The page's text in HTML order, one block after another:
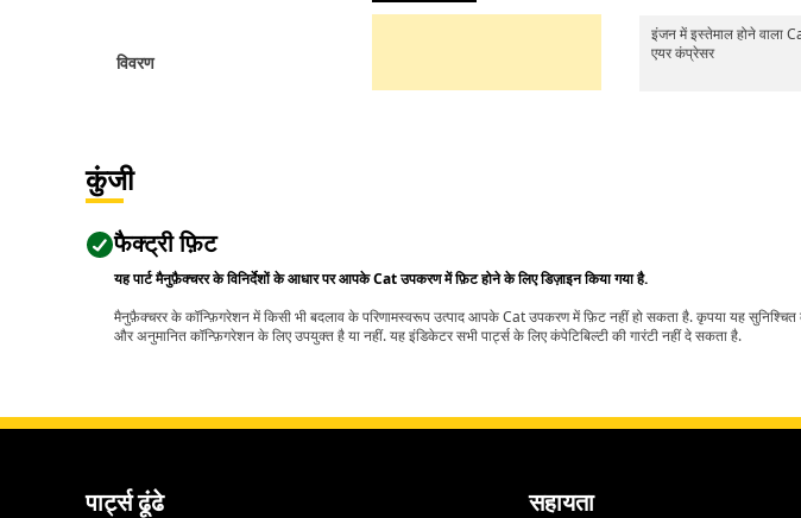
विवरण
इंजन में इस्तेमाल होने वाला
एयर कंप्रेसर
कुंजी
फैक्ट्री फ़िट
यह पार्ट मैनुफ़ैक्चरर के विनिर्देशों के आधार पर आपके Cat उपकरण में फ़िट होने के लिए डिज़ाइन किया गया है.
मैनुफ़ैक्चरर के कॉन्फ़िगरेशन में किसी भी बदलाव के परिणामस्वरूप उत्पाद आपके Cat उपकरण में फ़िट नहीं हो सकता है. कृपया यह
और अनुमानित कॉन्फ़िगरेशन के लिए उपयुक्त है या नहीं. यह इंडिकेटर सभी पार्ट्स के लिए कंपेटिबिल्टी की गारंटी नहीं दे सकता है.
पार्ट्स ढूंढे सहायता